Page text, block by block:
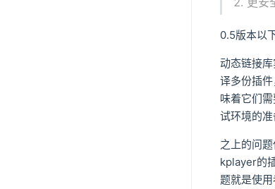
0.5版本以
动态链接
译多份插
味着它们
试环境的
之上的问
kplayer的
题就是使